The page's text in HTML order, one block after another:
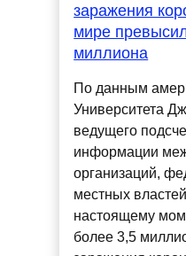
заражения
мире
миллиона
По данным
Университета
ведущего
информации
организаций,
местных
настоящему
более 3,5